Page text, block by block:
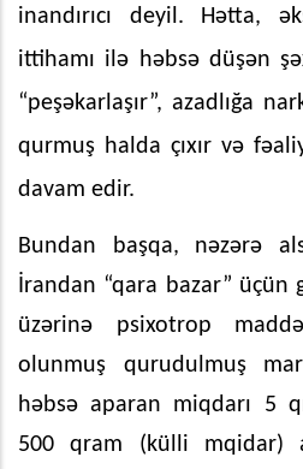
inandırıcı deyil. Hətta,
ittihamı ilə həbsə düşən
“peşəkarlaşır”, azadlığa
qurmuş halda çıxır və
davam edir.
Bundan başqa, nəzərə
İrandan “qara bazar” üçün
üzərinə psixotrop
olunmuş qurudulmuş
həbsə aparan miqdarı 5
500 qram (külli mqidar)